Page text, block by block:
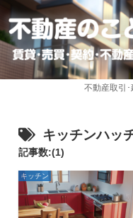
不動産取引
キッチンハッ
記事数:(1)
キッチン